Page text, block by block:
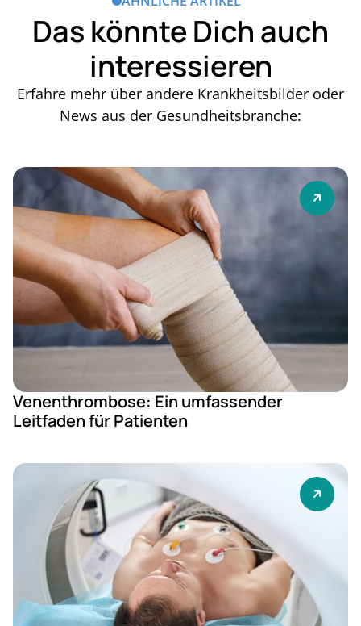
Das könnte Dich auch
interessieren
Erfahre mehr über andere Krankheitsbilder oder
News aus der Gesundheitsbranche:
Venenthrombose: Ein umfassender
Leitfaden für Patienten